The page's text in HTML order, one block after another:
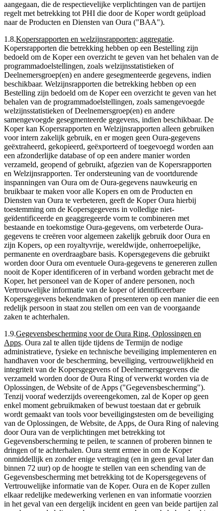
aangegaan, die de respectievelijke verplichtingen van de partijen
regelt met betrekking tot PHI die door de Koper wordt geüpload
naar de Producten en Diensten van Oura ("BAA").
1.8.Kopersrapporten en welzijnsrapporten; aggregatie.
Kopersrapporten die betrekking hebben op een Bestelling zijn
bedoeld om de Koper een overzicht te geven van het behalen van de
programmadoelstellingen, zoals welzijnsstatistieken of
Deelnemersgroep(en) en andere gesegmenteerde gegevens, indien
beschikbaar. Welzijnsrapporten die betrekking hebben op een
Bestelling zijn bedoeld om de Koper een overzicht te geven van het
behalen van de programmadoelstellingen, zoals samengevoegde
welzijnsstatistieken of Deelnemersgroep(en) en andere
samengevoegde gesegmenteerde gegevens, indien beschikbaar. De
Koper kan Kopersrapporten en Welzijnsrapporten alleen gebruiken
voor intern zakelijk gebruik, en er mogen geen Oura-gegevens
geëxtraheerd, gekopieerd, geëxporteerd of toegevoegd worden aan
een afzonderlijke database of op een andere manier worden
verzameld, geopend of gebruikt, afgezien van de Kopersrapporten
en Welzijnsrapporten. Ter ondersteuning van de voortdurende
inspanningen van Oura om de Oura-gegevens nauwkeurig en
bruikbaar te maken voor alle Kopers en om de Producten en
Diensten van Oura te verbeteren, geeft de Koper Oura hierbij
toestemming om de Kopersgegevens in volledige niet-
geïdentificeerde en geaggregeerde vorm te combineren met
bestaande en toekomstige Oura-gegevens, om verbeterde Oura-
gegevens te creëren voor algemeen zakelijk gebruik door Oura en
zijn Kopers, op een royaltyvrije, wereldwijde, onherroepelijke,
permanente en overdraagbare basis. Kopersgegevens die gebruikt
worden door Oura om eventuele Oura-gegevens te genereren zullen
nooit de Koper identificeren of in verband worden gebracht met de
Koper, het personeel van de Koper of andere personen, noch
Vertrouwelijke informatie van de koper of identificeerbare
Kopersgegevens bekendmaken of presenteren op een manier die een
redelijk persoon in staat zou stellen om een van de voorgaande
zaken te achterhalen.
1.9.Gegevensbescherming voor de Oura Ring, Oplossingen en
Apps. Oura zal te allen tijde tijdens de Termijn de nodige
administratieve, fysieke en technische beveiliging implementeren en
handhaven voor de bescherming, beveiliging, vertrouwelijkheid en
integriteit van de Kopersgegevens of Deelnemersgegevens die
verzameld worden door de Oura Ring of verwerkt worden via de
Oplossingen, de Website of de Apps ("Gegevensbescherming").
Tenzij vooraf wederzijds overeengekomen, zal de Koper op geen
enkel moment gebruikmaken of bewust toestaan dat er gebruik
wordt gemaakt van tools voor beveiligingstesten om de beveiliging
van de Oplossingen, de Website, de Apps, de Oura Ring of naleving
door Oura van de verplichtingen met betrekking tot
Gegevensberscherming te peilen, te scannen of proberen binnen te
dringen of te achterhalen. Oura stemt ermee in om de Koper
onmiddellijk en zonder enige vertraging (en in geen geval later dan
binnen 72 uur) op de hoogte te stellen van een schending van de
Gegevensbescherming met betrekking tot de Kopersgegevens of
Vertrouwelijke informatie van de Koper. Oura en de Koper zullen
elkaar redelijke medewerking verlenen en van informatie voorzien
in het geval van een dergelijk incident en geen van beide partijen zal